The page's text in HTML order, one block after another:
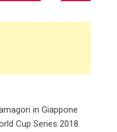
in Giappone
Cup Series 2018.